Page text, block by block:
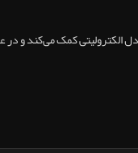
الکترولیتی کمک می‌کند و